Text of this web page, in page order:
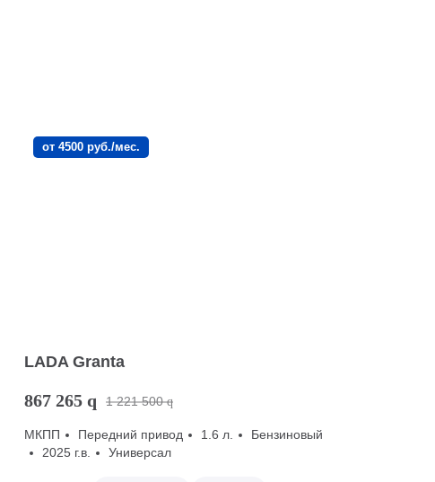
от 4500 руб./мес.
LADA Granta
867 265 q 1 221 500 q
МКПП Передний привод 1.6 л.
Бензиновый
2025 г.в.
Универсал